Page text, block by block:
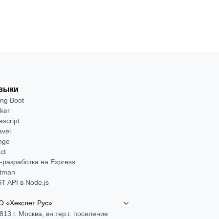
Boot
разработка на Express
API в Node.js
«Хекслет Рус»
г. Москва, вн.тер.г. поселение